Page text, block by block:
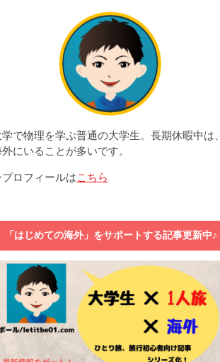
学で物理を学ぶ普通の大学生。長期休暇中は、
にいることが多いです。
ロフィールはこちら
「はじめての海外」をサポートする記事更新中♪